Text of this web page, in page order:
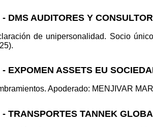
- DMS AUDITORES Y
de unipersonalidad. Socio
- EXPOMEN ASSETS EU
Apoderado: MENJIVAR
- TRANSPORTES TANNEK